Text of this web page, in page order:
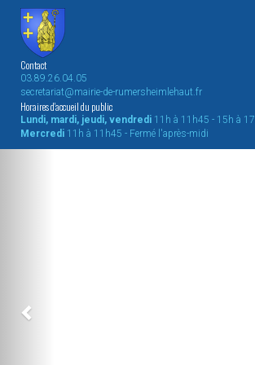
Contact
03.89.26.04.05
secretariat@mairie-de-rumersheimlehaut.fr
Horaires d'accueil du public
Lundi, mardi, jeudi, vendredi 11h à 11h45 - 15h à
Mercredi 11h à 11h45 - Fermé l'après-midi